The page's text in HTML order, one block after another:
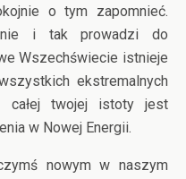
o tym zapomnieć.
i tak prowadzi do
Wszechświecie istnieje
ekstremalnych
całej twojej istoty jest
w Nowej Energii.
nowym w naszym